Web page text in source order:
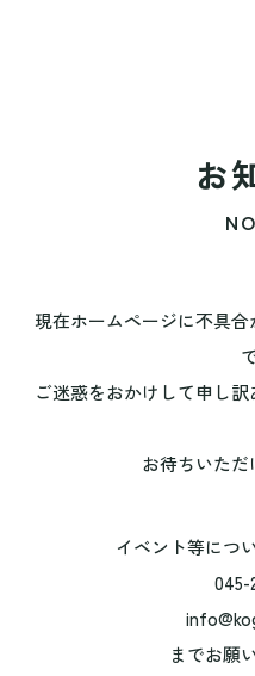
お
現在ホームページに不具
ご迷惑をおかけして申し
お待ちいただ
イベント等につ
045-
までお願